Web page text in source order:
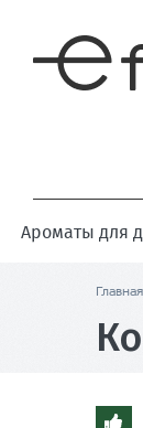
Ароматы для
Главная